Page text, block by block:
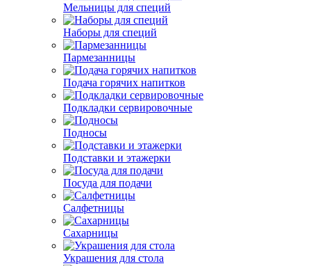
Мельницы для специй
Наборы для специй
Пармезанницы
Подача горячих напитков
Подкладки сервировочные
Подносы
Подставки и этажерки
Посуда для подачи
Салфетницы
Сахарницы
Украшения для стола